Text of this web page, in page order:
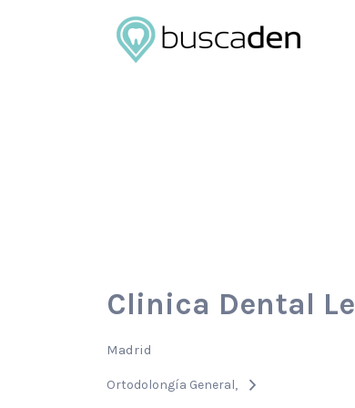
Buscar
por:
Clinica Dental
Madrid
Ortodolongía General